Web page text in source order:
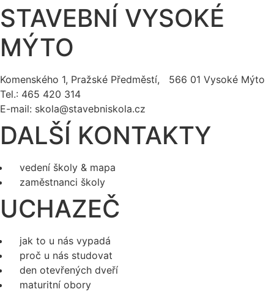
STAVEBNÍ VYSOKÉ
MÝTO
Komenského 1, Pražské Předměstí, 566 01 Vysoké Mýto
Tel.: 465 420 314
E-mail: skola@stavebniskola.cz
DALŠÍ KONTAKTY
vedení školy & mapa
zaměstnanci školy
UCHAZEČ
jak to u nás vypadá
proč u nás studovat
den otevřených dveří
maturitní obory